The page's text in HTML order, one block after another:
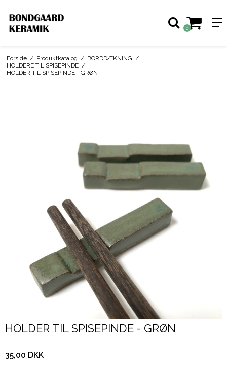
0
Forside / Produktkatalog / BORDDÆKNING /
HOLDERE TIL SPISEPINDE /
HOLDER TIL SPISEPINDE - GRØN
HOLDER TIL SPISEPINDE - GRØN
35,00 DKK